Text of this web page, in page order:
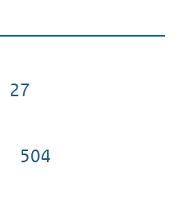
Pagina
27
Pagina
504